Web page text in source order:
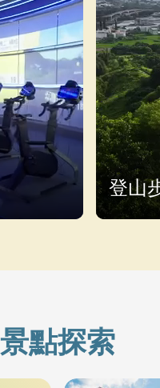
登山
景點探索